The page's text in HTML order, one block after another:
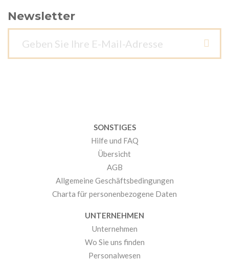
Newsletter
SONSTIGES
Hilfe und FAQ
Übersicht
AGB
Allgemeine Geschäftsbedingungen
Charta für personenbezogene Daten
UNTERNEHMEN
Unternehmen
Wo Sie uns finden
Personalwesen